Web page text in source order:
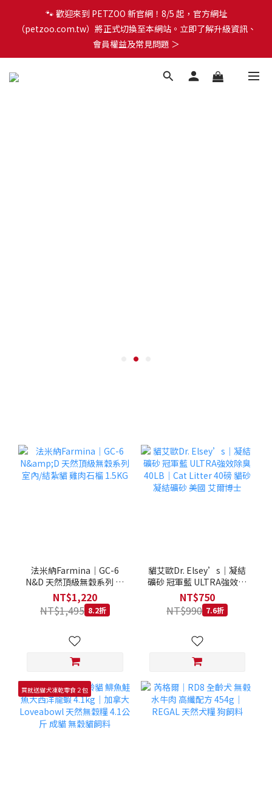
🐾 歡迎來到 PETZOO 新官網！8/5 起，官方網址
（petzoo.com.tw）將正式切換至本網站。立即了解升級資訊、
會員權益及常見問題 ＞
🐾 歡迎來到 PETZOO 新官網！8/5 起，官方網址
（petzoo.com.tw）將正式切換至本網站。立即了解升級資訊、
會員權益及常見問題 ＞
✨【新朋友見面禮】現在註冊即領 $100 購物金！全館滿 $1,500 享
法米納Farmina｜GC-6
N&D 天然頂級無穀系列 室
內/結紮貓 雞肉石榴 1.5KG
NT$1,220
NT$1,495 8.2折
貓艾歐Dr. Elsey’s｜凝結
礦砂 冠軍藍 ULTRA強效除
臭 40LB｜Cat Litter 40磅
士
NT$750
NT$990 7.6折
買就送貓犬凍乾零食２包